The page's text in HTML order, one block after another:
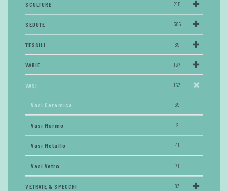
SCULTURE 215
SEDUTE 385
TESSILI 69
VARIE 137
VASI 153
Vasi Ceramica 39
Vasi Marmo 2
Vasi Metallo 41
Vasi Vetro 71
VETRATE & SPECCHI 83